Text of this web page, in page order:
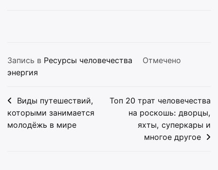
Запись в Ресурсы человечества
Отмечено
энергия
Навигация
по
записям
Виды путешествий,
которыми занимается
молодёжь в мире
Топ 20 трат человечества
на роскошь: дворцы,
яхты, суперкары и
многое другое